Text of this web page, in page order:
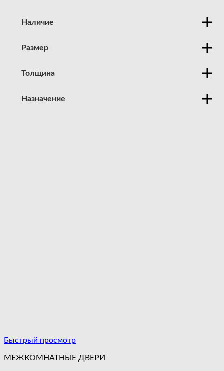
Наличие
Размер
Толщина
Назначение
Быстрый просмотр
МЕЖКОМНАТНЫЕ ДВЕРИ